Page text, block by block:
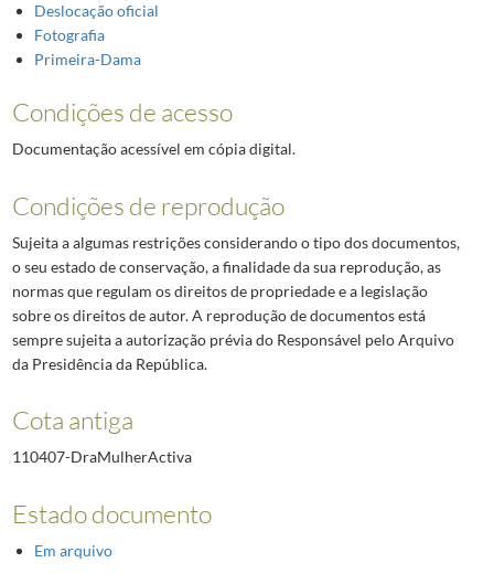
Deslocação oficial
Fotografia
Primeira-Dama
Condições de acesso
Documentação acessível em cópia digital.
Condições de reprodução
Sujeita a algumas restrições considerando o tipo dos documentos,
o seu estado de conservação, a finalidade da sua reprodução, as
normas que regulam os direitos de propriedade e a legislação
sobre os direitos de autor. A reprodução de documentos está
sempre sujeita a autorização prévia do Responsável pelo Arquivo
da Presidência da República.
Cota antiga
110407-DraMulherActiva
Estado documento
Em arquivo